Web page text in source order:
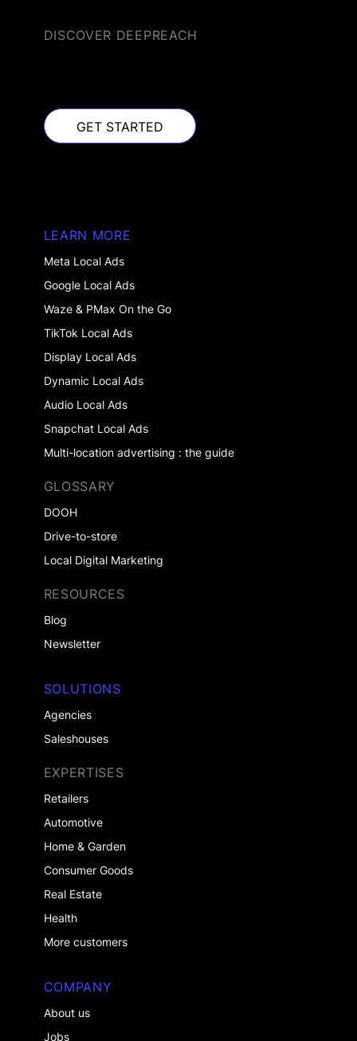
DISCOVER DEEPREACH
GET STARTED
GET STARTED
SOLUTIONS
Agencies
Saleshouses
EXPERTISES
Retailers
Automotive
Home & Garden
Consumer Goods
Real Estate
Health
More customers
LEARN MORE
Meta Local Ads
Google Local Ads
Waze & PMax On the Go
TikTok Local Ads
Display Local Ads
Dynamic Local Ads
Audio Local Ads
Snapchat Local Ads
Multi-location advertising : the guide
GLOSSARY
DOOH
Drive-to-store
Local Digital Marketing
RESOURCES
Blog
Newsletter
COMPANY
About us
Jobs